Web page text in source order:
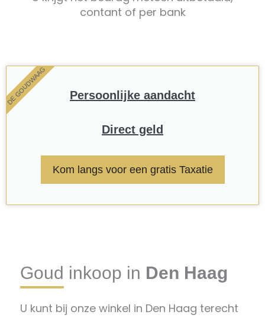
contant of per bank
Persoonlijke aandacht
Direct geld
Kom langs voor een gratis Taxatie
DE GOUDWAAG
Goud inkoop in Den Haag
U kunt bij onze winkel in Den Haag terecht